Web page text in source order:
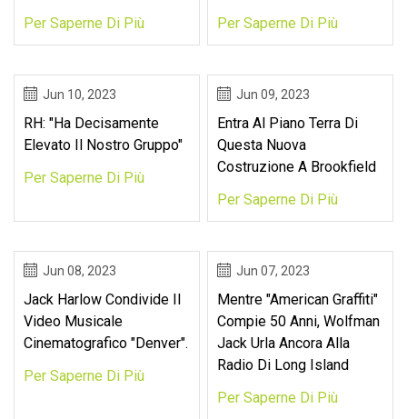
Per Saperne Di Più
Per Saperne Di Più
Jun 10, 2023
RH: "Ha Decisamente
Elevato Il Nostro Gruppo"
Per Saperne Di Più
Jun 09, 2023
Entra Al Piano Terra Di
Questa Nuova
Costruzione A Brookfield
Per Saperne Di Più
Jun 08, 2023
Jack Harlow Condivide Il
Video Musicale
Cinematografico "Denver".
Per Saperne Di Più
Jun 07, 2023
Mentre "American Graffiti"
Compie 50 Anni, Wolfman
Jack Urla Ancora Alla
Radio Di Long Island
Per Saperne Di Più